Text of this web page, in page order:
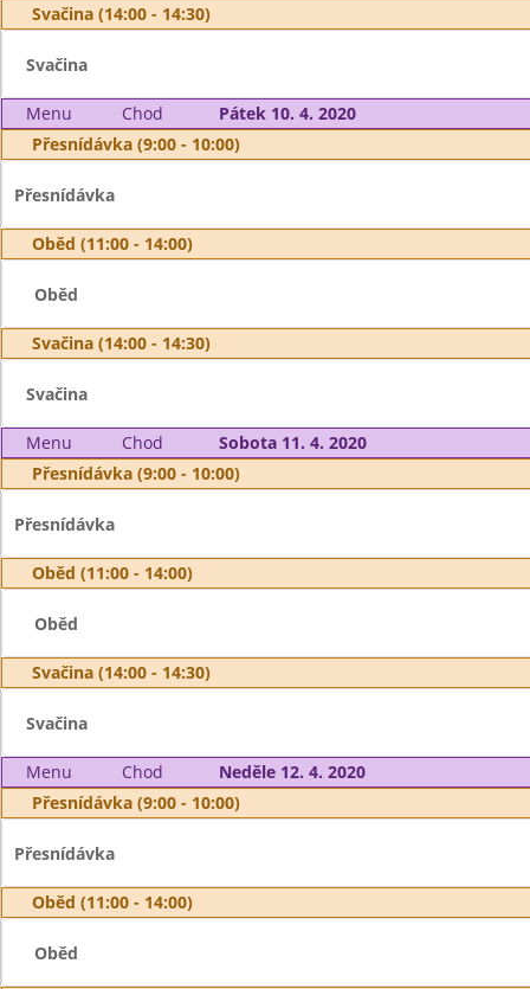
Svačina (14:00 - 14:30)
Svačina
Menu Chod
Pátek 10. 4. 2020
Přesnídávka (9:00 - 10:00)
Přesnídávka
Oběd (11:00 - 14:00)
Oběd
Svačina (14:00 - 14:30)
Svačina
Menu Chod
Sobota 11. 4. 2020
Přesnídávka (9:00 - 10:00)
Přesnídávka
Oběd (11:00 - 14:00)
Oběd
Svačina (14:00 - 14:30)
Svačina
Menu Chod
Neděle 12. 4. 2020
Přesnídávka (9:00 - 10:00)
Přesnídávka
Oběd (11:00 - 14:00)
Oběd